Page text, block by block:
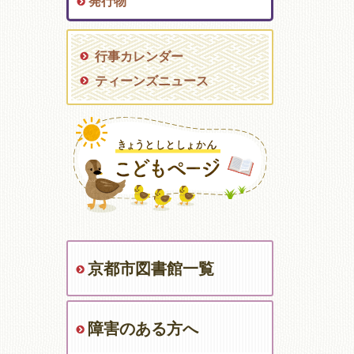
行事カレンダー
ティーンズニュース
京都市図書館一覧
障害のある方へ